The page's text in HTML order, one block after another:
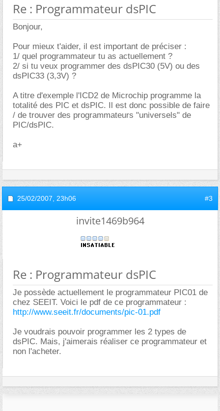
Re : Programmateur dsPIC
Bonjour,
Pour mieux t'aider, il est important de préciser :
1/ quel programmateur tu as actuellement ?
2/ si tu veux programmer des dsPIC30 (5V) ou des
dsPIC33 (3,3V) ?
A titre d'exemple l'ICD2 de Microchip programme la
totalité des PIC et dsPIC. Il est donc possible de faire
/ de trouver des programmateurs "universels" de
PIC/dsPIC.
a+
25/02/2007, 23h06 #3
invite1469b964
Re : Programmateur dsPIC
Je possède actuellement le programmateur PIC01 de
chez SEEIT. Voici le pdf de ce programmateur :
http://www.seeit.fr/documents/pic-01.pdf
Je voudrais pouvoir programmer les 2 types de
dsPIC. Mais, j'aimerais réaliser ce programmateur et
non l'acheter.